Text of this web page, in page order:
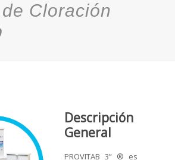
Cloración
Descripción
General
PROVITAB 3” ® es